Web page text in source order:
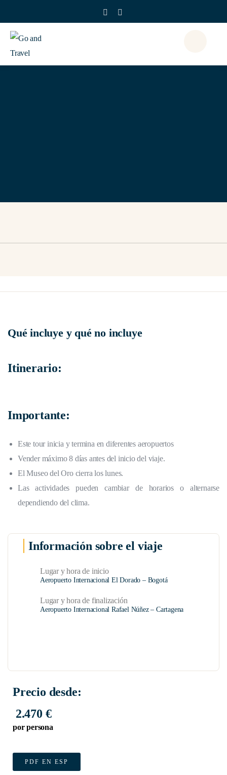
Qué incluye y qué no incluye
Itinerario:
Importante:
Este tour inicia y termina en diferentes aeropuertos
Vender máximo 8 días antes del inicio del viaje.
El Museo del Oro cierra los lunes.
Las actividades pueden cambiar de horarios o alternarse
dependiendo del clima.
Información sobre el viaje
Lugar y hora de inicio
Aeropuerto Internacional El Dorado – Bogotá
Lugar y hora de finalización
Aeropuerto Internacional Rafael Núñez – Cartagena
Precio desde:
2.470 €
por persona
PDF EN ESP